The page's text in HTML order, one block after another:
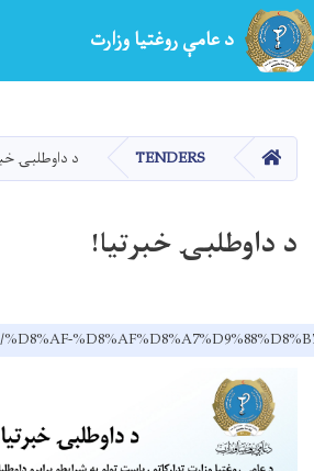
دانګل
د عامې روغتیا وزارت
کور TENDERS د داوطلبۍ
د داوطلبۍ خبرتیا!